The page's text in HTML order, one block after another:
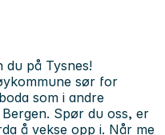
du på Tysnes!
sør for
som i andre
Spør du oss, er
å vekse opp i. Når me